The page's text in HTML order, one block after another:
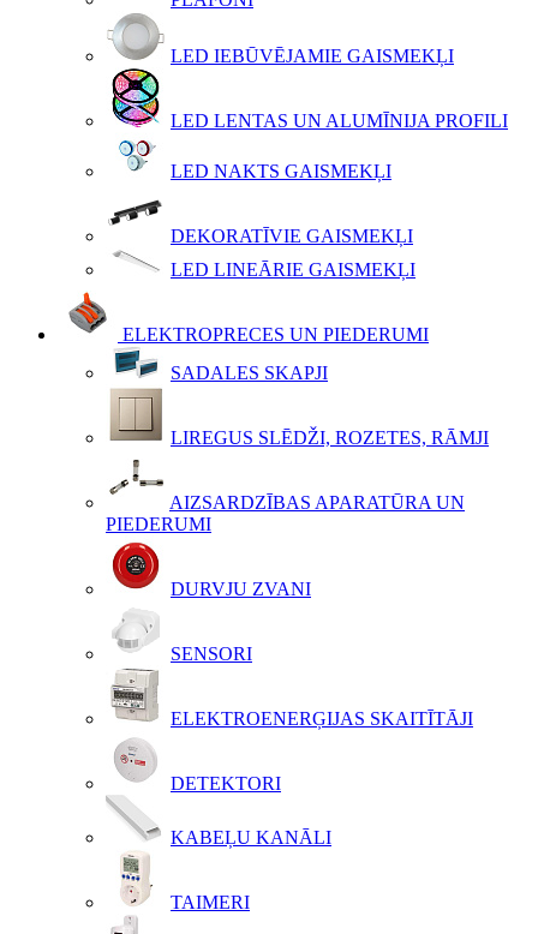
LED IEBŪVĒJAMIE GAISMEKĻI
LED LENTAS UN ALUMĪNIJA PROFILI
LED NAKTS GAISMEKĻI
DEKORATĪVIE GAISMEKĻI
LED LINEĀRIE GAISMEKĻI
ELEKTROPRECES UN PIEDERUMI
SADALES SKAPJI
LIREGUS SLĒDŽI, ROZETES, RĀMJI
AIZSARDZĪBAS APARATŪRA UN
PIEDERUMI
DURVJU ZVANI
SENSORI
ELEKTROENERĢIJAS SKAITĪTĀJI
DETEKTORI
KABEĻU KANĀLI
TAIMERI